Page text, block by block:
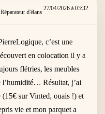
d'élans
27/04/2026 à 03:32
c’est une
en colocation il y a
flétries, les meubles
l’humidité… Résultat, j’ai
(15€ sur Vinted, ouais !) et
vie et mon parquet a